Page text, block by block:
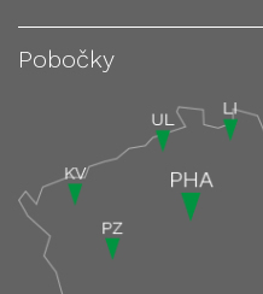
Pobočky